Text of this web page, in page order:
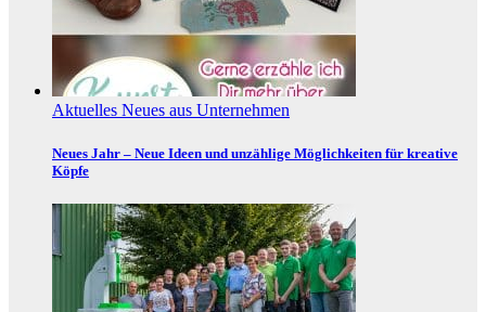
Aktuelles Neues aus Unternehmen
Neues Jahr – Neue Ideen und unzählige Möglichkeiten für kreative
Köpfe